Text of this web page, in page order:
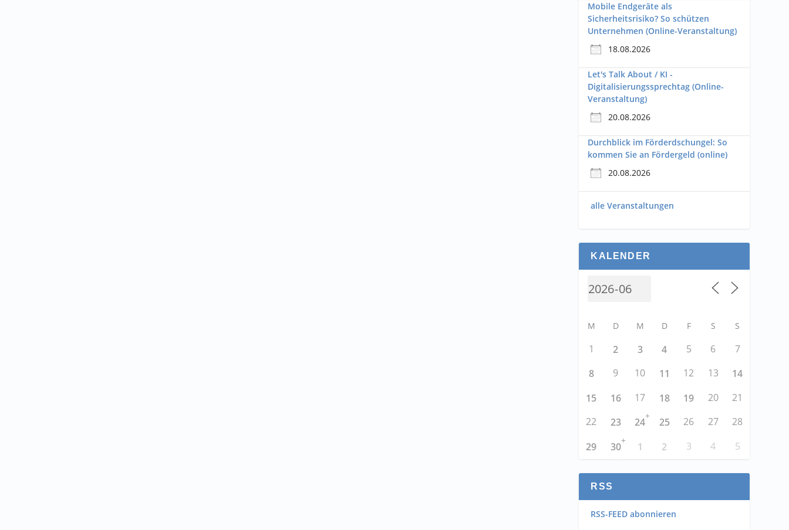
Mobile Endgeräte als
Sicherheitsrisiko? So schützen
Unternehmen (Online-Veranstaltung)
18.08.2026
Let's Talk About / KI -
Digitalisierungssprechtag (Online-
Veranstaltung)
20.08.2026
Durchblick im Förderdschungel: So
kommen Sie an Fördergeld (online)
20.08.2026
alle Veranstaltungen
KALENDER
M D M D F S S
1 2 3 4 5 6
7
8
9 10 11 12 13
14
15
16 17 18 19 20
21
22
23 24
+
25 26 27
28
29
30
+
1 2 3 4 5
RSS
RSS-FEED abonnieren